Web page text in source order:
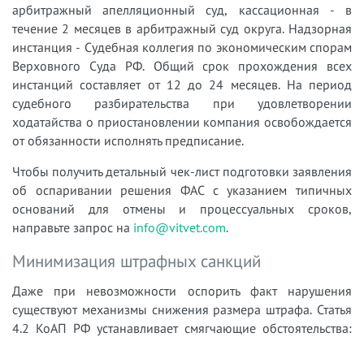
арбитражный апелляционный суд, кассационная - в
течение 2 месяцев в арбитражный суд округа. Надзорная
инстанция - Судебная коллегия по экономическим спорам
Верховного Суда РФ. Общий срок прохождения всех
инстанций составляет от 12 до 24 месяцев. На период
судебного разбирательства при удовлетворении
ходатайства о приостановлении компания освобождается
от обязанности исполнять предписание.
Чтобы получить детальный чек-лист подготовки заявления
об оспаривании решения ФАС с указанием типичных
оснований для отмены и процессуальных сроков,
направьте запрос на info@vitvet.com.
Минимизация штрафных санкций
Даже при невозможности оспорить факт нарушения
существуют механизмы снижения размера штрафа. Статья
4.2 КоАП РФ устанавливает смягчающие обстоятельства: